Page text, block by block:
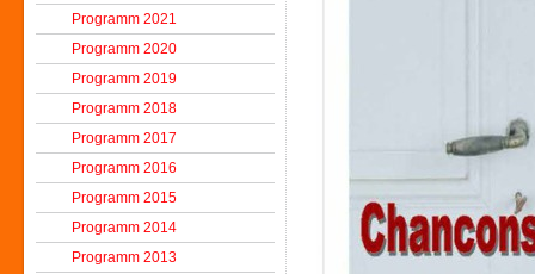
Programm 2021
Programm 2020
Programm 2019
Programm 2018
Programm 2017
Programm 2016
Programm 2015
Programm 2014
Programm 2013